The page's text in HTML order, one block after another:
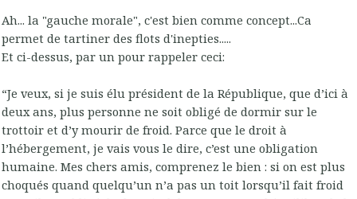
Ah... la "gauche morale", c'est bien comme concept...Ca
permet de tartiner des flots d'inepties.....
Et ci-dessus, par un pour rappeler ceci:
“Je veux, si je suis élu président de la République, que d’ici à
deux ans, plus personne ne soit obligé de dormir sur le
trottoir et d’y mourir de froid. Parce que le droit à
l’hébergement, je vais vous le dire, c’est une obligation
humaine. Mes chers amis, comprenez le bien : si on est plus
choqués quand quelqu’un n’a pas un toit lorsqu’il fait froid